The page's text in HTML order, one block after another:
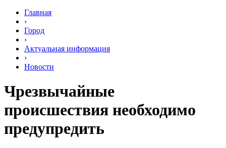
Главная
›
Город
›
Актуальная информация
›
Новости
Чрезвычайные
происшествия необходимо
предупредить